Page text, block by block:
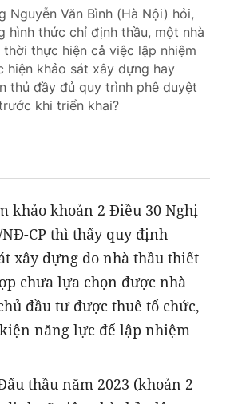
Nguyễn Văn Bình (Hà Nội) hỏi,
hình thức chỉ định thầu, một nhà
thực hiện cả việc lập nhiệm
hiện khảo sát xây dựng hay
thủ đầy đủ quy trình phê duyệt
khi triển khai?
khảo khoản 2 Điều 30 Nghị
NĐ-CP thì thấy quy định
xây dựng do nhà thầu thiết
chưa lựa chọn được nhà
đầu tư được thuê tổ chức,
năng lực để lập nhiệm
thầu năm 2023 (khoản 2